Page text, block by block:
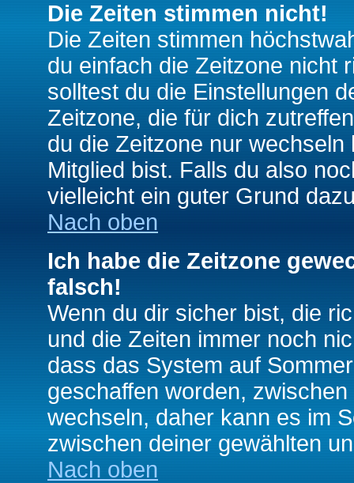
Die Zeiten stimmen nicht!
Die Zeiten stimmen
du einfach die Zeitzone nicht
solltest du die Einstellungen
Zeitzone, die für dich
du die Zeitzone nur
Mitglied bist. Falls du also
vielleicht ein guter Grund
Nach oben
Ich habe die Zeitzone
falsch!
Wenn du dir sicher bist, die
und die Zeiten immer noch
dass das System auf
geschaffen worden,
wechseln, daher kann es im
zwischen deiner gewählten
Nach oben